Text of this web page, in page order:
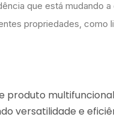
que está mudando
propriedades, como
produto
versatilidade e